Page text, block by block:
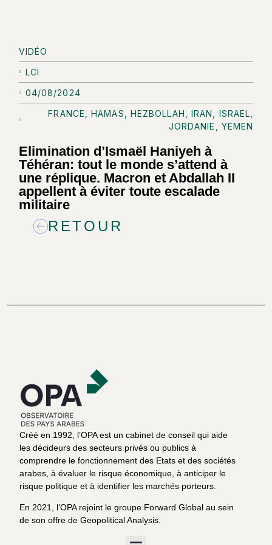
VIDÉO
LCI
04/08/2024
FRANCE
,HAMAS HEZBOLLAH IRAN ISRAEL
JORDANIE
YEMEN
Elimination d’Ismaël Haniyeh à
Téhéran: tout le monde s’attend à
une réplique. Macron et Abdallah II
appellent à éviter toute escalade
militaire
RETOUR
Créé en 1992, l’OPA est un cabinet de conseil qui aide
les décideurs des secteurs privés ou publics à
comprendre le fonctionnement des Etats et des sociétés
arabes, à évaluer le risque économique, à anticiper le
risque politique et à identifier les marchés porteurs.
En 2021, l’OPA rejoint le groupe Forward Global au sein
de son offre de Geopolitical Analysis.